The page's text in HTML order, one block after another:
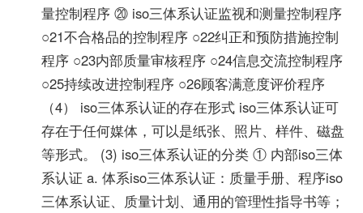
量控制程序 ⑳ iso三体系认证监视和测量控制程序
○21不合格品的控制程序 ○22纠正和预防措施控制
程序 ○23内部质量审核程序 ○24信息交流控制程序
○25持续改进控制程序 ○26顾客满意度评价程序
（4） iso三体系认证的存在形式 iso三体系认证可
存在于任何媒体，可以是纸张、照片、样件、磁盘
等形式。 (3) iso三体系认证的分类 ① 内部iso三体
系认证 a. 体系iso三体系认证：质量手册、程序iso
三体系认证、质量计划、通用的管理性指导书等；